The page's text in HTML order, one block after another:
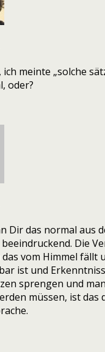
meinte „solche
oder?
Dir das normal aus
beeindruckend. Die
vom Himmel fällt
ist und
sprengen und
müssen, ist das